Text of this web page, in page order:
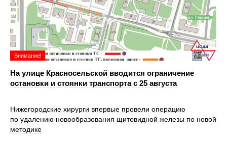
Внимание!
На улице Красносельской вводится ограничение
остановки и стоянки транспорта с 25 августа
Нижегородские хирурги впервые провели операцию
по удалению новообразования щитовидной железы по новой
методике